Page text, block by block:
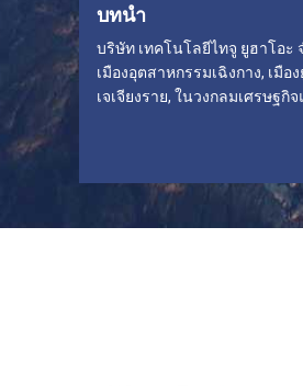
บทนำ
บริษัท เทคโนโลยีไทจู ยูฮาโอะ
เมืองอุตสาหกรรมเฉิงกาง, เมือ
เจเจียงราย, ในวงกลมเศรษฐกิ